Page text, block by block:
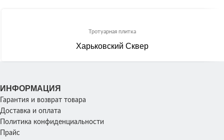
Тротуарная плитка
Харьковский Сквер
ИНФОРМАЦИЯ
Гарантия и возврат товара
Доставка и оплата
Политика конфиденциальности
Прайс